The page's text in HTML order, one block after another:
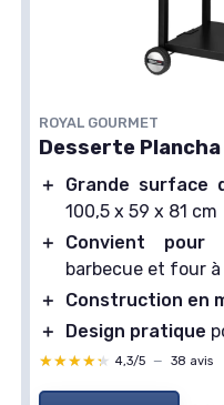
ROYAL GOURMET
Desserte
＋ Grande surface
100,5 x 59 x 81 cm
＋
Convient pour
barbecue et four à
＋
Construction en
＋
Design pratique
★★★★★
★★★★★ 4,3/5 — 38 avis